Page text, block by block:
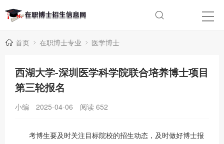
首页 在职博士专业 医学博士
西湖大学-深圳医学科学院联合培养博士项目
第三轮报名
小编 2025-04-06 阅读 652
考博生要及时关注目标院校的招生动态，及时做好博士报